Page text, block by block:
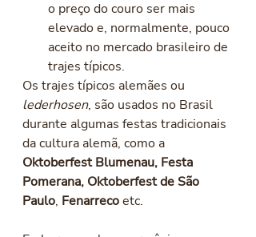
o preço do couro ser mais
elevado e, normalmente, pouco
aceito no mercado brasileiro de
trajes típicos.
Os trajes típicos alemães ou
lederhosen, são usados no Brasil
durante algumas festas tradicionais
da cultura alemã, como a
Oktoberfest Blumenau, Festa
Pomerana, Oktoberfest de São
Paulo, Fenarreco etc.